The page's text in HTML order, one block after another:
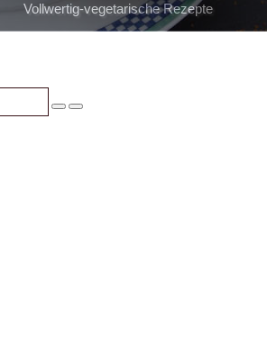
Vollwertig-vegetarische Rezepte